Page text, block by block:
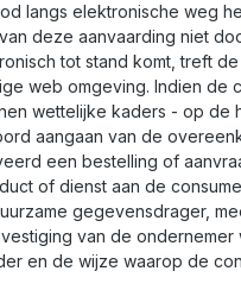
langs elektronische weg
deze aanvaarding niet
tot stand komt, treft
web omgeving. Indien de
wettelijke kaders - op
aangaan van de
een bestelling of
of dienst aan de
gegevensdrager,
van de ondernemer
en de wijze waarop de